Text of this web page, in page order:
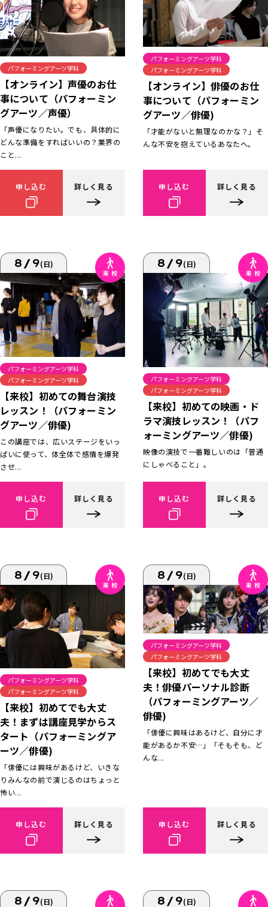
パフォーミングアーツ学科
【オンライン】声優のお仕
事について（パフォーミン
グアーツ／声優）
「声優になりたい。でも、具体的に
どんな準備をすればいいの？業界の
こと...
申し込む 詳しく見る
パフォーミングアーツ学科
パフォーミングアーツ学科
【オンライン】俳優のお仕
事について（パフォーミン
グアーツ／俳優)
「才能がないと無理なのかな？」そ
んな不安を抱えているあなたへ。
申し込む 詳しく見る
8/9(日)
パフォーミングアーツ学科
パフォーミングアーツ学科
【来校】初めての舞台演技
レッスン！（パフォーミン
グアーツ／俳優)
この講座では、広いステージをいっ
ぱいに使って、体全体で感情を爆発
させ...
申し込む 詳しく見る
8/9(日)
パフォーミングアーツ学科
パフォーミングアーツ学科
【来校】初めての映画・ド
ラマ演技レッスン！（パフ
ォーミングアーツ／俳優)
映像の演技で一番難しいのは「普通
にしゃべること」。
申し込む 詳しく見る
8/9(日)
パフォーミングアーツ学科
パフォーミングアーツ学科
【来校】初めてでも大丈
夫！まずは講座見学からス
タート（パフォーミングア
ーツ／俳優)
「俳優には興味があるけど、いきな
りみんなの前で演じるのはちょっと
怖い...
申し込む 詳しく見る
8/9(日)
パフォーミングアーツ学科
パフォーミングアーツ学科
【来校】初めてでも大丈
夫！俳優パーソナル診断
（パフォーミングアーツ／
俳優)
「俳優に興味はあるけど、自分に才
能があるか不安…」「そもそも、ど
んな...
申し込む 詳しく見る
8/9(日) 8/9(日)